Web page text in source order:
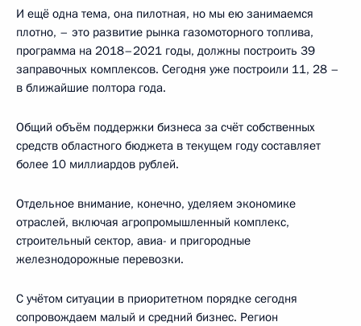
И ещё одна тема, она пилотная, но мы ею занимаемся
плотно, – это развитие рынка газомоторного топлива,
программа на 2018–2021 годы, должны построить 39
заправочных комплексов. Сегодня уже построили 11, 28 –
в ближайшие полтора года.
Общий объём поддержки бизнеса за счёт собственных
средств областного бюджета в текущем году составляет
более 10 миллиардов рублей.
Отдельное внимание, конечно, уделяем экономике
отраслей, включая агропромышленный комплекс,
строительный сектор, авиа- и пригородные
железнодорожные перевозки.
С учётом ситуации в приоритетном порядке сегодня
сопровождаем малый и средний бизнес. Регион